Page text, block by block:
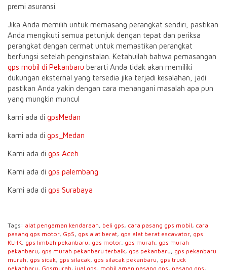
premi asuransi.
Jika Anda memilih untuk memasang perangkat sendiri, pastikan
Anda mengikuti semua petunjuk dengan tepat dan periksa
perangkat dengan cermat untuk memastikan perangkat
berfungsi setelah penginstalan. Ketahuilah bahwa pemasangan
gps mobil di Pekanbaru berarti Anda tidak akan memiliki
dukungan eksternal yang tersedia jika terjadi kesalahan, jadi
pastikan Anda yakin dengan cara menangani masalah apa pun
yang mungkin muncul
kami ada di gpsMedan
kami ada di gps_Medan
Kami ada di gps Aceh
Kami ada di gps palembang
Kami ada di gps Surabaya
Tags: alat pengaman kendaraan, beli gps, cara pasang gps mobil, cara
pasang gps motor, GpS, gps alat berat, gps alat berat escavator, gps
KLHK, gps limbah pekanbaru, gps motor, gps murah, gps murah
pekanbaru, gps murah pekanbaru terbaik, gps pekanbaru, gps pekanbaru
murah, gps sicak, gps silacak, gps silacak pekanbaru, gps truck
pekanbaru, Gpsmurah, jual gps, mobil aman pasang gps, pasang gps,